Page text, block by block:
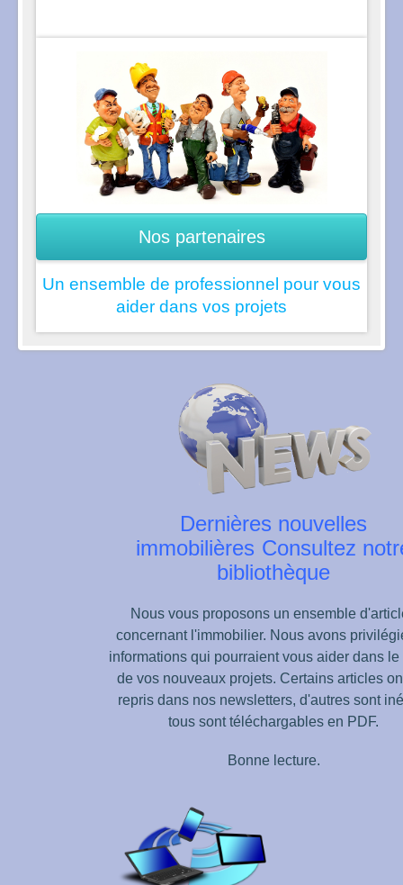
Nos partenaires
Un ensemble de professionnel pour vous
aider dans vos projets
Dernières nouvelles
immobilières Consultez
bibliothèque
Nous vous proposons un ensemble
concernant l'immobilier. Nous avons
informations qui pourraient vous aider dans le
de vos nouveaux projets. Certains articles
repris dans nos newsletters, d'autres sont
tous sont téléchargables en PDF.
Bonne lecture.